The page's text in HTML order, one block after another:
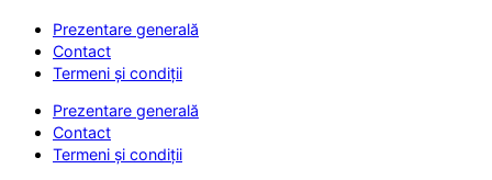
Prezentare generală
Contact
Termeni și condiții
Prezentare generală
Contact
Termeni și condiții